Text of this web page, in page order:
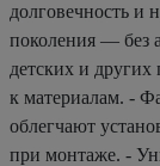
долговечность и
поколения — без
детских и
к материалам. -
облегчают
при монтаже. -